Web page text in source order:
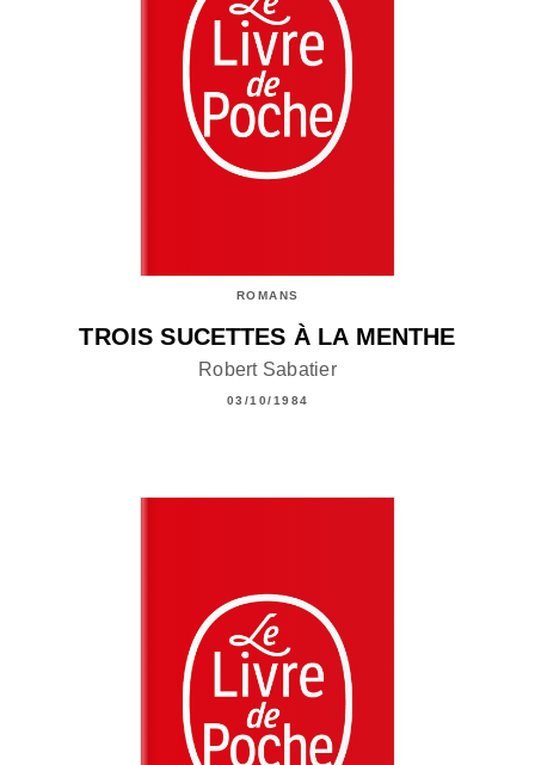
ROMANS
TROIS SUCETTES À LA MENTHE
Robert Sabatier
03/10/1984